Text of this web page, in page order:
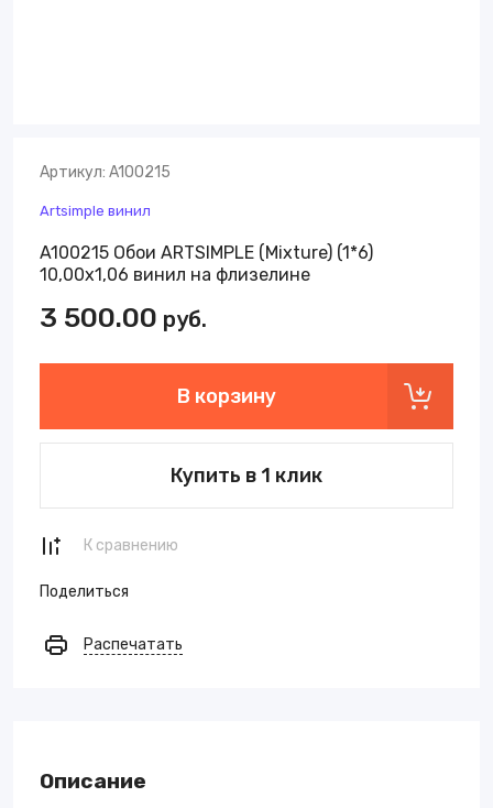
Артикул: A100215
Artsimple винил
A100215 Обои ARTSIMPLE (Mixture) (1*6)
10,00x1,06 винил на флизелине
3 500.00 руб.
В корзину
Купить в 1 клик
К сравнению
Поделиться
Распечатать
Описание